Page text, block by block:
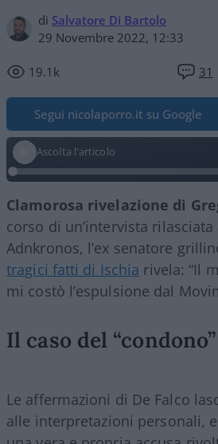
di Salvatore Di Bartolo
29 Novembre 2022, 12:33
19.1k 31
Segui nicolaporro.it su Google
Ascolta l'articolo
Clamorosa rivelazione di
corso di un’intervista rilasciata
Adnkronos, l’ex senatore
tragici fatti di Ischia rivela: “Il
mi costò l’espulsione dal
Il caso del
Le affermazioni di De Falco
alle interpretazioni personali,